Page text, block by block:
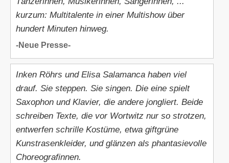
kurzum: Multitalente in einer Multishow über
hundert Minuten hinweg.
-Neue Presse-
Inken Röhrs und Elisa Salamanca haben viel
drauf. Sie steppen. Sie singen. Die eine spielt
Saxophon und Klavier, die andere jongliert. Beide
schreiben Texte, die vor Wortwitz nur so strotzen,
entwerfen schrille Kostüme, etwa giftgrüne
Kunstrasenkleider, und glänzen als phantasievolle
Choreografinnen.